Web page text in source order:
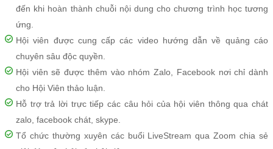
đến khi hoàn thành chuỗi nội dung cho chương trình học tương
ứng.
Hội viên được cung cấp các video hướng dẫn về quảng cáo
chuyên sâu độc quyền.
Hội viên sẽ được thêm vào nhóm Zalo, Facebook nơi chỉ dành
cho Hội Viên thảo luận.
Hỗ trợ trả lời trực tiếp các câu hỏi của hội viên thông qua chát
zalo, facebook chát, skype.
Tổ chức thường xuyên các buổi LiveStream qua Zoom chia sẻ